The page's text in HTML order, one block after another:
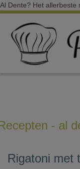
Al Dente? Het allerbeste
- al
Rigatoni met